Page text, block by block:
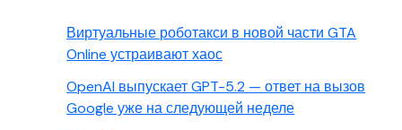
Виртуальные роботакси в новой части GTA
Online устраивают хаос
OpenAI выпускает GPT-5.2 — ответ на вызов
Google уже на следующей неделе